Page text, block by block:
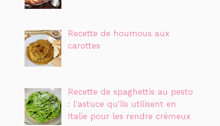
Recette de houmous aux
carottes
Recette de spaghettis au pesto
: l'astuce qu'ils utilisent en
Italie pour les rendre crémeux